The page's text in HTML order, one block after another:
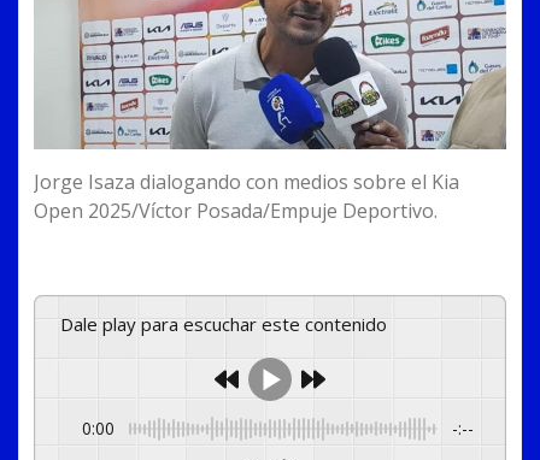
Jorge Isaza dialogando con medios sobre el Kia
Open 2025/Víctor Posada/Empuje Deportivo.
Dale play para escuchar este contenido
0:00 -:--